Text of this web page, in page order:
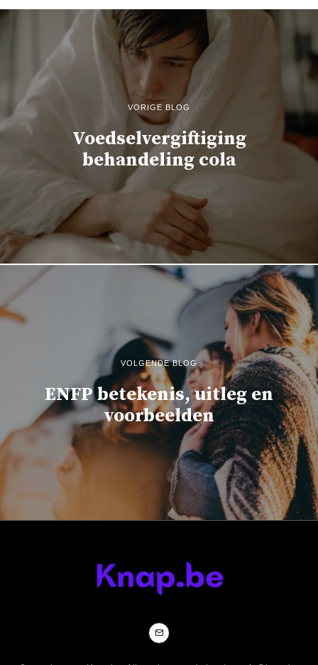
VORIGE BLOG
Voedselvergiftiging
behandeling cola
VOLGENDE BLOG
ENFP betekenis, uitleg en
voorbeelden